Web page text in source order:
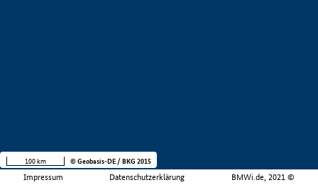
Impressum Datenschutzerklärung BMWi.de, 2021 ©
100 km © Geobasis-DE / BKG 2015